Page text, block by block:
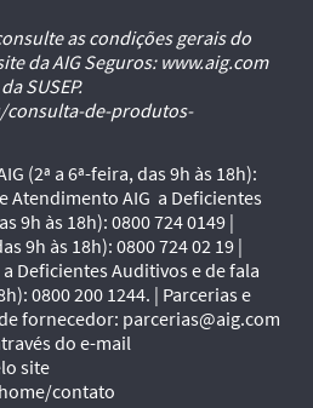
as condições gerais do
da AIG Seguros: www.aig.com
SUSEP.
consulta-de-produtos-
(2ª a 6ª-feira, das 9h às 18h):
Atendimento AIG a Deficientes
9h às 18h): 0800 724 0149 |
9h às 18h): 0800 724 02 19 |
Deficientes Auditivos e de fala
0800 200 1244. | Parcerias e
fornecedor: parcerias@aig.com
do e-mail
site
contato